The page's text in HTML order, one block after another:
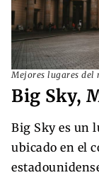
Mejores lugares del
Big Sky,
Big Sky es un
ubicado en el